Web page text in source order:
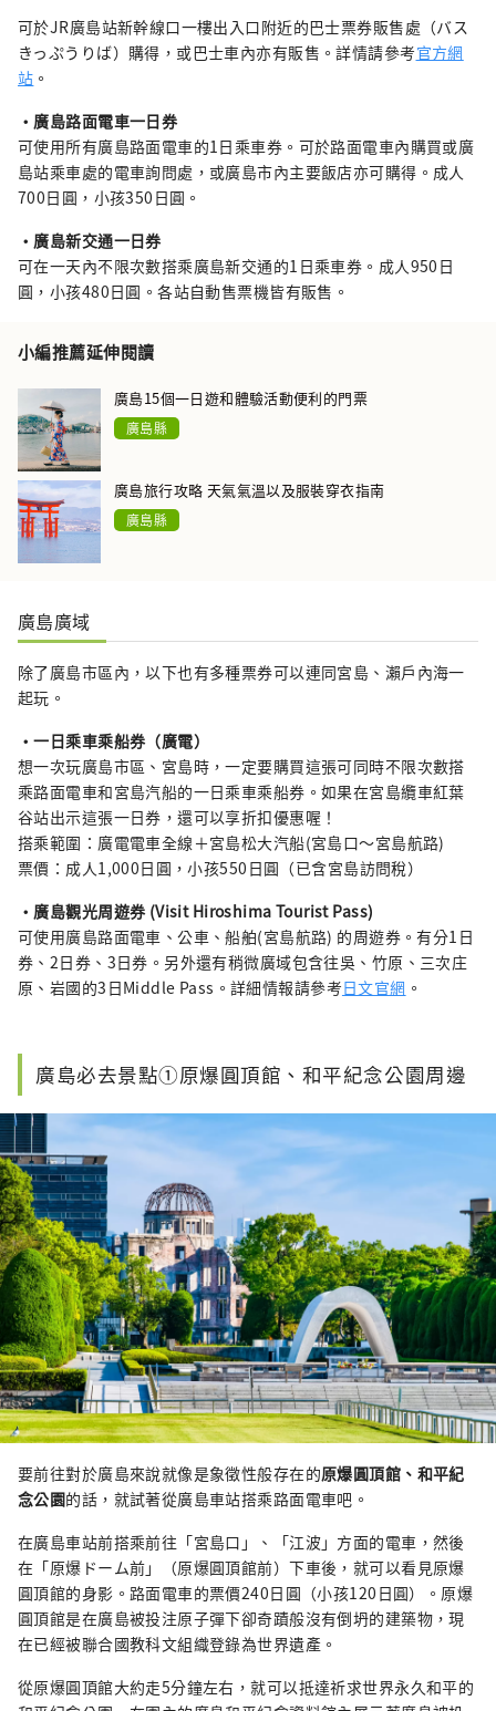
可於JR廣島站新幹線口一樓出入口附近的巴士票券販售處（バス
きっぷうりば）購得，或巴士車內亦有販售。詳情請參考官方網
站 。
・廣島路面電車一日券
可使用所有廣島路面電車的1日乘車券。可於路面電車內購買或廣
島站乘車處的電車詢問處，或廣島市內主要飯店亦可購得。成人
700日圓，小孩350日圓。
・廣島新交通一日券
可在一天內不限次數搭乘廣島新交通的1日乘車券。成人950日
圓，小孩480日圓。各站自動售票機皆有販售。
小編推薦延伸閱讀
廣島15個一日遊和體驗活動便利的門票
廣島縣
廣島旅行攻略 天氣氣溫以及服裝穿衣指南
廣島縣
廣島廣域
除了廣島市區內，以下也有多種票券可以連同宮島、瀨戶內海一
起玩。
・一日乘車乘船券（廣電）
想一次玩廣島市區、宮島時，一定要購買這張可同時不限次數搭
乘路面電車和宮島汽船的一日乘車乘船券。如果在宮島纜車紅葉
谷站出示這張一日券，還可以享折扣優惠喔！
搭乘範圍：廣電電車全線＋宮島松大汽船(宮島口～宮島航路)
票價：成人1,000日圓，小孩550日圓（已含宮島訪問稅）
・廣島觀光周遊券 (Visit Hiroshima Tourist Pass)
可使用廣島路面電車、公車、船舶(宮島航路) 的周遊券。有分1日
券、2日券、3日券。另外還有稍微廣域包含往吳、竹原、三次庄
原、岩國的3日Middle Pass。詳細情報請參考日文官網 。
廣島必去景點①原爆圓頂館、和平紀念公園周邊
要前往對於廣島來說就像是象徵性般存在的原爆圓頂館、和平紀
念公園的話，就試著從廣島車站搭乘路面電車吧。
在廣島車站前搭乘前往「宮島口」、「江波」方面的電車，然後
在「原爆ドーム前」（原爆圓頂館前）下車後，就可以看見原爆
圓頂館的身影。路面電車的票價240日圓（小孩120日圓）。原爆
圓頂館是在廣島被投注原子彈下卻奇蹟般沒有倒坍的建築物，現
在已經被聯合國教科文組織登錄為世界遺產。
從原爆圓頂館大約走5分鐘左右，就可以抵達祈求世界永久和平的